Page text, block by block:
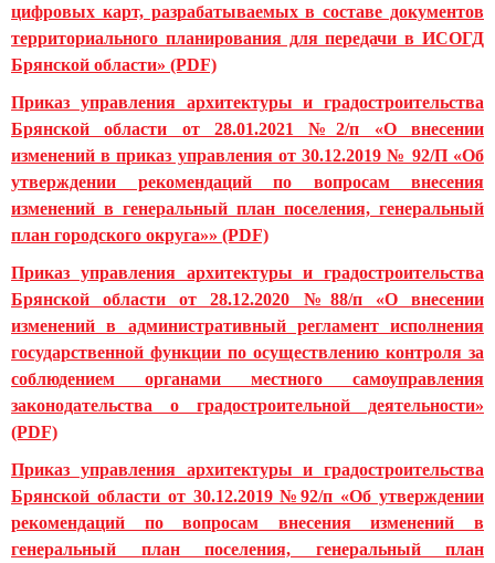
цифровых карт, разрабатываемых в составе документов
территориального планирования для передачи в ИСОГД
Брянской области» (PDF)
Приказ управления архитектуры и градостроительства
Брянской области от 28.01.2021 №2/п «О внесении
изменений в приказ управления от 30.12.2019 № 92/П «Об
утверждении рекомендаций по вопросам внесения
изменений в генеральный план поселения, генеральный
план городского округа»» (PDF)
Приказ управления архитектуры и градостроительства
Брянской области от 28.12.2020 №88/п «О внесении
изменений в административный регламент исполнения
государственной функции по осуществлению контроля за
соблюдением органами местного самоуправления
законодательства о градостроительной деятельности»
(PDF)
Приказ управления архитектуры и градостроительства
Брянской области от 30.12.2019 №92/п «Об утверждении
рекомендаций по вопросам внесения изменений в
генеральный план поселения, генеральный план